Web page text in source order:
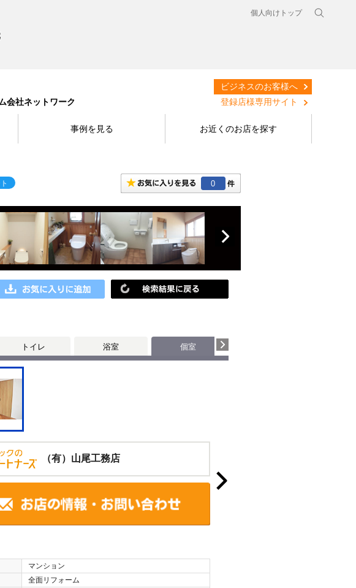
個人向けトップ
会社ネットワーク
ビジネスのお客様へ
登録店様専用サイト
事例を見る お近くのお店を探す
0
トイレ 浴室 個室
（有）山尾工務店
マンション
全面リフォーム